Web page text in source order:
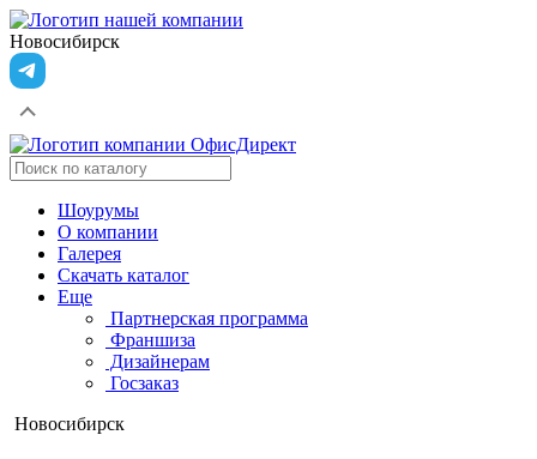
Новосибирск
Шоурумы
О компании
Галерея
Скачать каталог
Еще
Партнерская программа
Франшиза
Дизайнерам
Госзаказ
Новосибирск